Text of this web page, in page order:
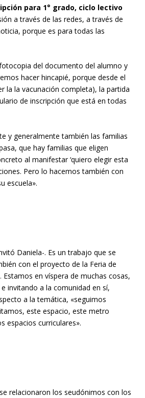
para 1° grado, ciclo lectivo
a través de las redes, a través de
porque es para todas las
del documento del alumno y
hacer hincapié, porque desde el
la la vacunación completa), la partida
de inscripción que está en todas
y generalmente también las familias
que hay familias que eligen
al manifestar ‘quiero elegir esta
Pero lo hacemos también con
escuela».
Daniela-. Es un trabajo que se
con el proyecto de la Feria de
en víspera de muchas cosas,
invitando a la comunidad en sí,
a la temática, «seguimos
este espacio, este metro
espacios curriculares».
relacionaron los seudónimos con los